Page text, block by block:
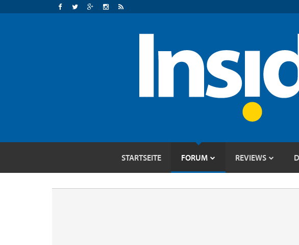
STARTSEITE FORUM REVIEWS